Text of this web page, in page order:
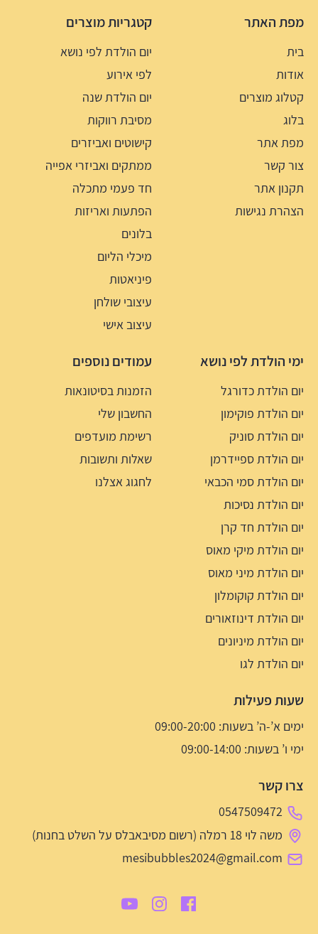
מפת האתר
בית
אודות
קטלוג מוצרים
בלוג
מפת אתר
צור קשר
תקנון אתר
הצהרת נגישות
קטגריות מוצרים
יום הולדת לפי נושא
לפי אירוע
יום הולדת שנה
מסיבת רווקות
קישוטים ואביזרים
ממתקים ואביזרי אפייה
חד פעמי מתכלה
הפתעות ואריזות
בלונים
מיכלי הליום
פיניאטות
עיצובי שולחן
עיצוב אישי
ימי הולדת לפי נושא
יום הולדת כדורגל
יום הולדת פוקימון
יום הולדת סוניק
יום הולדת ספיידרמן
יום הולדת סמי הכבאי
יום הולדת נסיכות
יום הולדת חד קרן
יום הולדת מיקי מאוס
יום הולדת מיני מאוס
יום הולדת קוקומלון
יום הולדת דינוזאורים
יום הולדת מיניונים
יום הולדת לגו
עמודים נוספים
הזמנות בסיטונאות
החשבון שלי
רשימת מועדפים
שאלות ותשובות
לחגוג אצלנו
שעות פעילות
ימים א’-ה’ בשעות: 09:00-20:00
ימי ו’ בשעות: 09:00-14:00
צרו קשר
0547509472
משה לוי 18 רמלה (רשום מסיבאבלס על השלט בחנות)
mesibubbles2024@gmail.com